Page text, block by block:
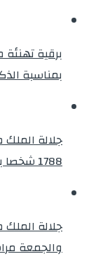
برقية
بمناسبة
جلالة
1788 شخصا بمناسبة عيد العرش المجيد
جلالة
والجمعة